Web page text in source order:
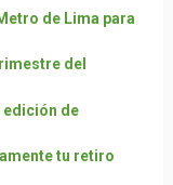
de Lima para
del
edición de
tu retiro